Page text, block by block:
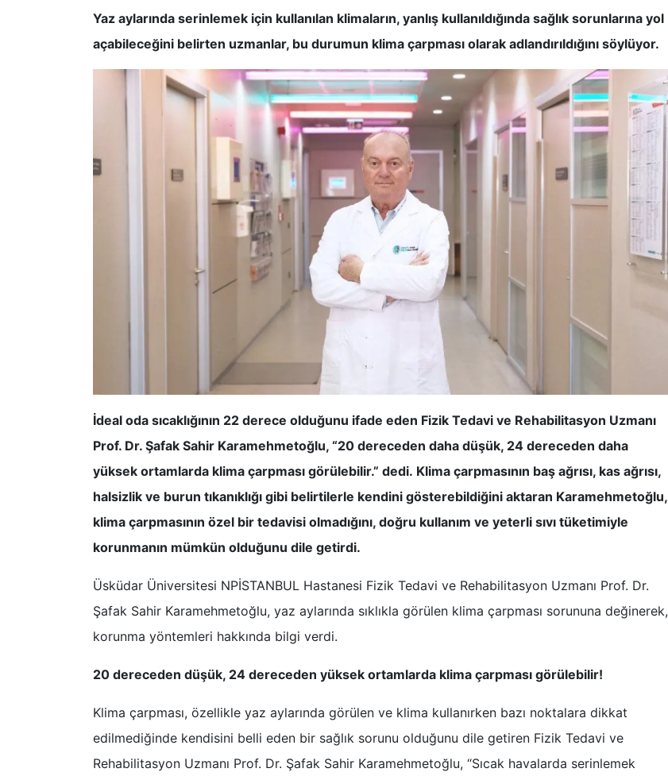
Yaz aylarında serinlemek için kullanılan klimaların, yanlış kullanıldığında sağlık sorunlarına yol
açabileceğini belirten uzmanlar, bu durumun klima çarpması olarak adlandırıldığını söylüyor.
İdeal oda sıcaklığının 22 derece olduğunu ifade eden Fizik Tedavi ve Rehabilitasyon Uzmanı
Prof. Dr. Şafak Sahir Karamehmetoğlu, “20 dereceden daha düşük, 24 dereceden daha
yüksek ortamlarda klima çarpması görülebilir.” dedi. Klima çarpmasının baş ağrısı, kas ağrısı,
halsizlik ve burun tıkanıklığı gibi belirtilerle kendini gösterebildiğini aktaran Karamehmetoğlu,
klima çarpmasının özel bir tedavisi olmadığını, doğru kullanım ve yeterli sıvı tüketimiyle
korunmanın mümkün olduğunu dile getirdi.
Üsküdar Üniversitesi NPİSTANBUL Hastanesi Fizik Tedavi ve Rehabilitasyon Uzmanı Prof. Dr.
Şafak Sahir Karamehmetoğlu, yaz aylarında sıklıkla görülen klima çarpması sorununa değinerek,
korunma yöntemleri hakkında bilgi verdi.
20 dereceden düşük, 24 dereceden yüksek ortamlarda klima çarpması görülebilir!
Klima çarpması, özellikle yaz aylarında görülen ve klima kullanırken bazı noktalara dikkat
edilmediğinde kendisini belli eden bir sağlık sorunu olduğunu dile getiren Fizik Tedavi ve
Rehabilitasyon Uzmanı Prof. Dr. Şafak Sahir Karamehmetoğlu, “Sıcak havalarda serinlemek